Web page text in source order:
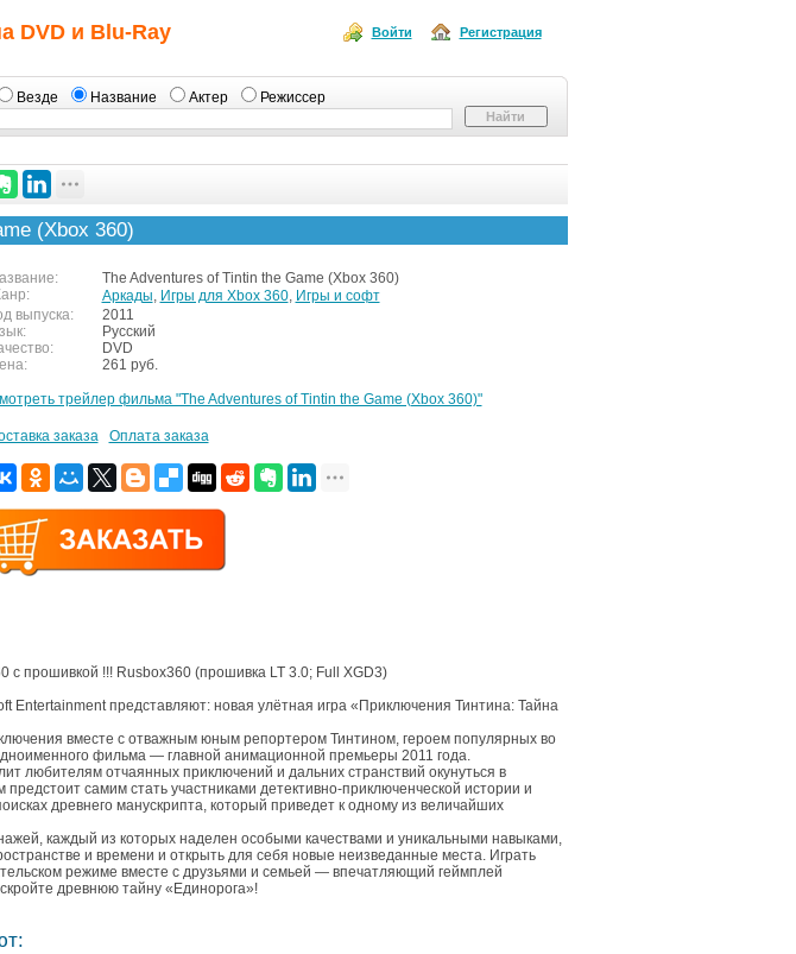
DVD и Blu-Ray Регистрация
Войти
Везде Название Актер Режиссер
(Xbox 360)
The Adventures of Tintin the Game (Xbox 360)
Аркады, Игры для Xbox 360, Игры и софт
выпуска:
2011
Русский
DVD
261 руб.
трейлер фильма "The Adventures of Tintin the Game (Xbox 360)"
заказа Оплата заказа
с прошивкой !!! Rusbox360 (прошивка LT 3.0; Full XGD3)
Entertainment представляют: новая улётная игра «Приключения Тинтина: Тайна
вместе с отважным юным репортером Тинтином, героем популярных во
фильма — главной анимационной премьеры 2011 года.
любителям отчаянных приключений и дальних странствий окунуться в
самим стать участниками детективно-приключенческой истории и
древнего манускрипта, который приведет к одному из величайших
каждый из которых наделен особыми качествами и уникальными навыками,
и времени и открыть для себя новые неизведанные места. Играть
режиме вместе с друзьями и семьей — впечатляющий геймплей
древнюю тайну «Единорога»!